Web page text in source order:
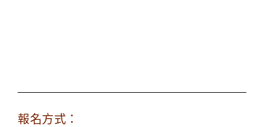
報名方式：